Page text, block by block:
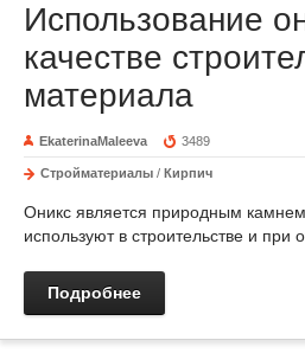
Использование
качестве
материала
EkaterinaMaleeva 3489
Стройматериалы / Кирпич
Оникс является природным
используют в строительстве и при
Подробнее